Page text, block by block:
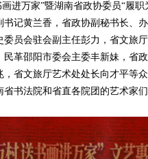
万家”暨湖南省政协委员“履职
记黄兰香，省政协副秘书长、
员会驻会副主任彭力，省文旅
革邵阳市委会主委丰新妹，省
省文旅厅艺术处处长向才平等
书法院和省直各院团的艺术家